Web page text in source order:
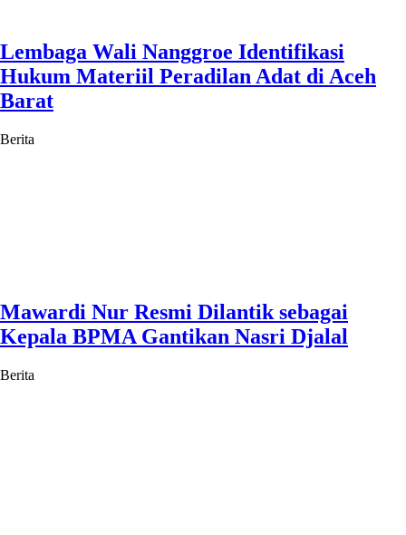
Lembaga Wali Nanggroe Identifikasi
Hukum Materiil Peradilan Adat di Aceh
Barat
Berita
Mawardi Nur Resmi Dilantik sebagai
Kepala BPMA Gantikan Nasri Djalal
Berita